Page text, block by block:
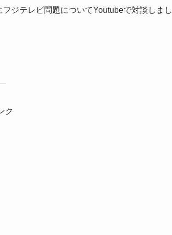
ジテレビ問題についてYoutubeで対談しまし
ク